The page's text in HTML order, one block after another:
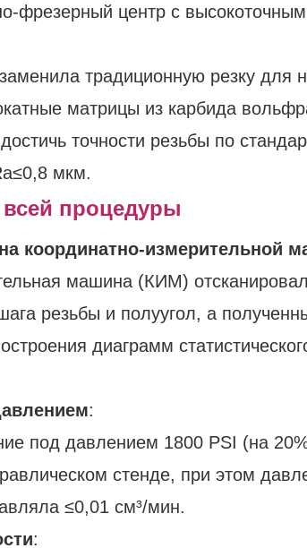
фрезерный центр с
традиционную резку для
матрицы из карбида
точности резьбы по
мкм.
всей процедуры
координатно-измерительной
машина (КИМ)
резьбы и полуугол, а
диаграмм
:​
под давлением 1800 PSI (на
стенде, при этом
≤0,01 см³/мин.
:​